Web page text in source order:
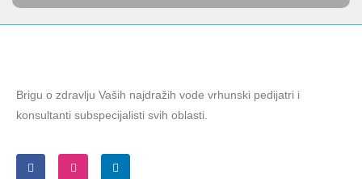
Brigu o zdravlju Vaših najdražih vode vrhunski pedijatri i
konsultanti subspecijalisti svih oblasti.